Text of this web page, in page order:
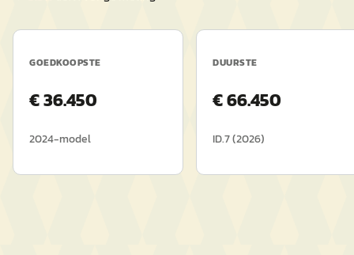
GOEDKOOPSTE
€36.450
2024-model
DUURSTE
€66.450
ID.7(2026)